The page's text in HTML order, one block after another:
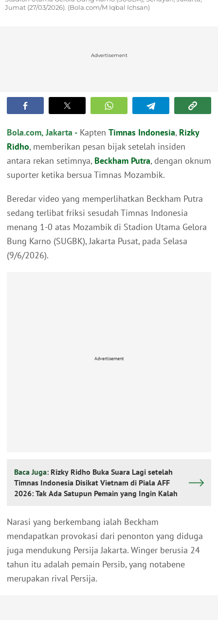
Jumat (27/03/2026). (Bola.com/M Iqbal Ichsan)
Advertisement
Bola.com, Jakarta - Kapten Timnas Indonesia, Rizky
Ridho, memberikan pesan bijak setelah insiden
antara rekan setimnya, Beckham Putra, dengan oknum
suporter ketika bersua Timnas Mozambik.
Beredar video yang memperlihatkan Beckham Putra
sedang terlibat friksi sesudah Timnas Indonesia
menang 1-0 atas Mozambik di Stadion Utama Gelora
Bung Karno (SUGBK), Jakarta Pusat, pada Selasa
(9/6/2026).
Advertisement
Baca Juga: Rizky Ridho Buka Suara Lagi setelah
Timnas Indonesia Disikat Vietnam di Piala AFF
2026: Tak Ada Satupun Pemain yang Ingin Kalah
Narasi yang berkembang ialah Beckham
mendapatkan provokasi dari penonton yang diduga
juga mendukung Persija Jakarta. Winger berusia 24
tahun itu adalah pemain Persib, yang notabene
merupakan rival Persija.